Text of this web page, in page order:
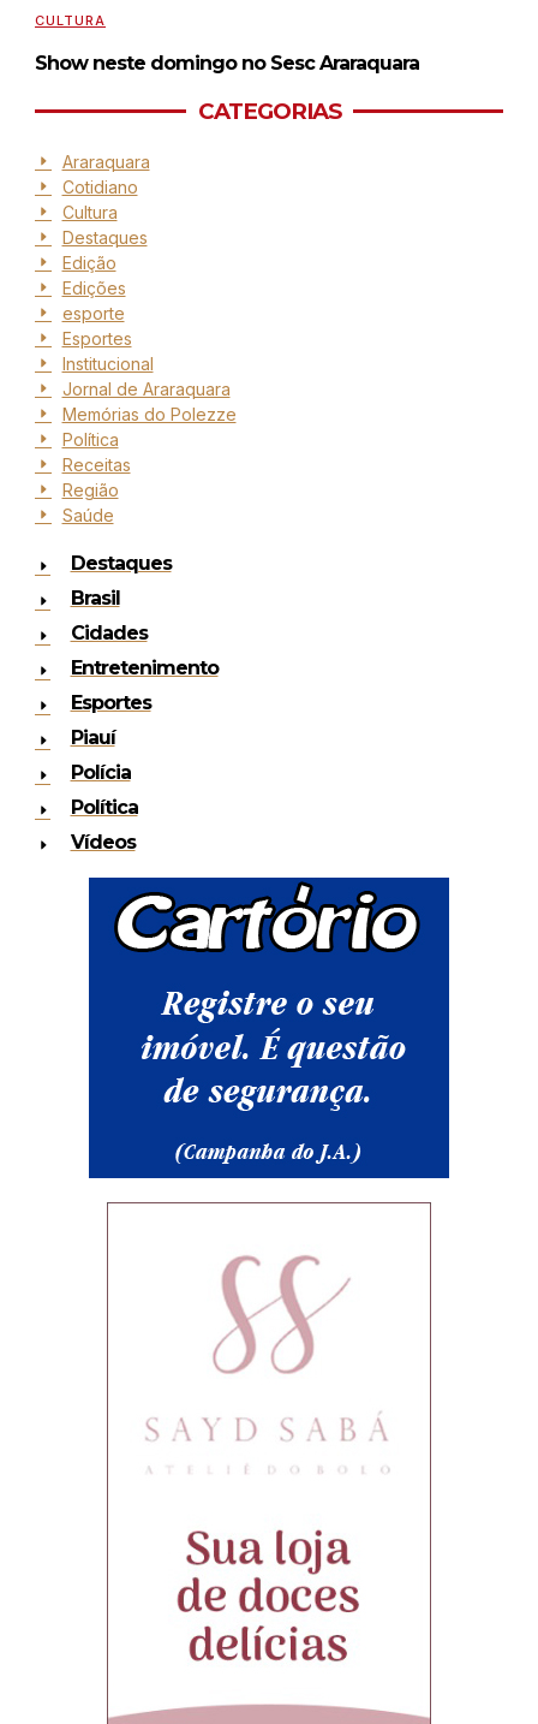
CULTURA
Show neste domingo no Sesc Araraquara
CATEGORIAS
Araraquara
Cotidiano
Cultura
Destaques
Edição
Edições
esporte
Esportes
Institucional
Jornal de Araraquara
Memórias do Polezze
Política
Receitas
Região
Saúde
Destaques
Brasil
Cidades
Entretenimento
Esportes
Piauí
Polícia
Política
Vídeos